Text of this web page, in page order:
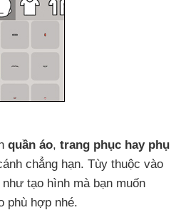
quần áo, trang phục hay phụ
chẳng hạn. Tùy thuộc vào
như tạo hình mà bạn muốn
phù hợp nhé.